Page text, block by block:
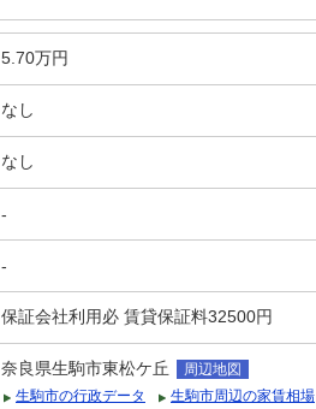
5.70万円
なし
なし
-
-
保証会社利用必 賃貸保証料32500円
奈良県生駒市東松ケ丘
周辺地図
生駒市の行政データ
生駒市周辺の家賃相場